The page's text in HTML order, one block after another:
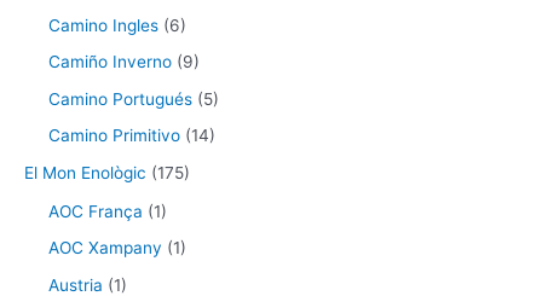
Camino Ingles (6)
Camiño Inverno (9)
Camino Portugués (5)
Camino Primitivo (14)
El Mon Enològic (175)
AOC França (1)
AOC Xampany (1)
Austria (1)